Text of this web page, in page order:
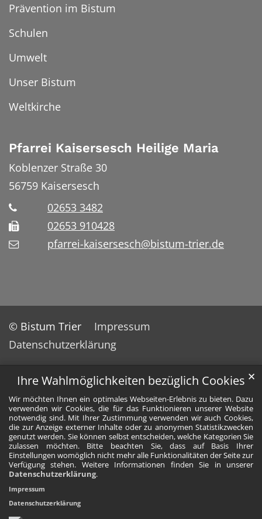
Ihre Wahlmöglichkeiten bezüglich Cookies
Wir möchten Ihnen ein optimales Webseiten-Erlebnis zu bieten. Dazu
verwenden wir Cookies, die für das Funktionieren unserer Website
notwendig sind. Mit Ihrer Zustimmung verwenden wir auch Cookies,
die zur Anzeige externer Inhalte oder zu anonymen Statistikzwecken
genutzt werden. Sie können selbst entscheiden, welche Kategorien Sie
zulassen möchten. Bitte beachten Sie, dass auf Basis Ihrer
Einstellungen womöglich nicht mehr alle Funktionalitäten der Seite zur
Verfügung stehen. Weitere Informationen finden Sie in unserer
Datenschutzerklärung.
✕
Impressum
Datenschutzerklärung
Prävention im Bistum
Schulen
Umwelt
Unser Bistum
Weltkirche
Pfarrei Kaisersesch Heilige Maria
Koblenzer Straße 30
56759 Kaisersesch
02653 3482
02653 910428
pfarrei-kaisersesch@bistum-trier.de
© Bistum Trier
Impressum
Datenschutzerklärung